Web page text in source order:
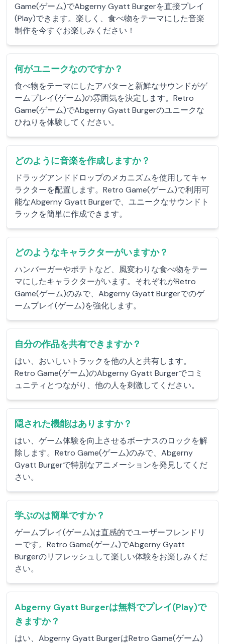
Game(ゲーム)でAbgerny Gyatt Burgerを直接プレイ
(Play)できます。楽しく、食べ物をテーマにした音楽
制作を今すぐお楽しみください！
何がユニークなのですか？
食べ物をテーマにしたアバターと新鮮なサウンドがゲ
ームプレイ(ゲーム)の雰囲気を決定します。Retro
Game(ゲーム)でAbgerny Gyatt Burgerのユニークな
ひねりを体験してください。
どのように音楽を作成しますか？
ドラッグアンドドロップのメカニズムを使用してキャ
ラクターを配置します。Retro Game(ゲーム)で利用可
能なAbgerny Gyatt Burgerで、ユニークなサウンドト
ラックを簡単に作成できます。
どのようなキャラクターがいますか？
ハンバーガーやポテトなど、風変わりな食べ物をテー
マにしたキャラクターがいます。それぞれがRetro
Game(ゲーム)のみで、Abgerny Gyatt Burgerでのゲ
ームプレイ(ゲーム)を強化します。
自分の作品を共有できますか？
はい、おいしいトラックを他の人と共有します。
Retro Game(ゲーム)のAbgerny Gyatt Burgerでコミ
ュニティとつながり、他の人を刺激してください。
隠された機能はありますか？
はい、ゲーム体験を向上させるボーナスのロックを解
除します。Retro Game(ゲーム)のみで、Abgerny
Gyatt Burgerで特別なアニメーションを発見してくだ
さい。
学ぶのは簡単ですか？
ゲームプレイ(ゲーム)は直感的でユーザーフレンドリ
ーです。Retro Game(ゲーム)でAbgerny Gyatt
Burgerのリフレッシュして楽しい体験をお楽しみくだ
さい。
Abgerny Gyatt Burgerは無料でプレイ(Play)で
きますか？
はい、Abgerny Gyatt BurgerはRetro Game(ゲーム)